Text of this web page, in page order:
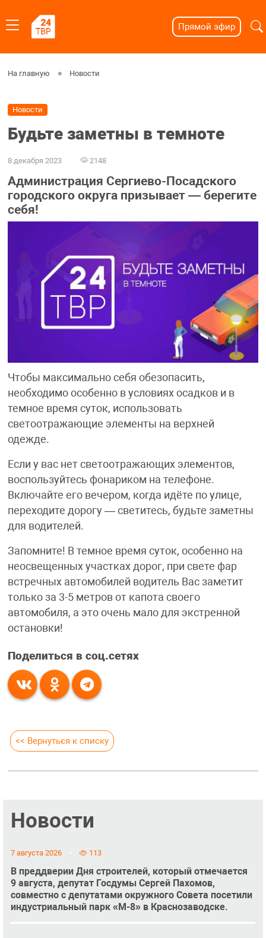
Прямой эфир
На главную Новости
Новости
Будьте заметны в темноте
8 декабря 2023 2148
Администрация Сергиево-Посадского
городского округа призывает — берегите
себя!
Чтобы максимально себя обезопасить,
необходимо особенно в условиях осадков и в
темное время суток, использовать
светоотражающие элементы на верхней
одежде.
Если у вас нет светоотражающих элементов,
воспользуйтесь фонариком на телефоне.
Включайте его вечером, когда идёте по улице,
переходите дорогу — светитесь, будьте заметны
для водителей.
Запомните! В темное время суток, особенно на
неосвещенных участках дорог, при свете фар
встречных автомобилей водитель Вас заметит
только за 3-5 метров от капота своего
автомобиля, а это очень мало для экстренной
остановки!
Поделиться в соц.сетях
<< Вернуться к списку
Новости
7 августа 2026 113
В преддверии Дня строителей, который отмечается
9 августа, депутат Госдумы Сергей Пахомов,
совместно с депутатами окружного Совета посетили
индустриальный парк «М-8» в Краснозаводске.